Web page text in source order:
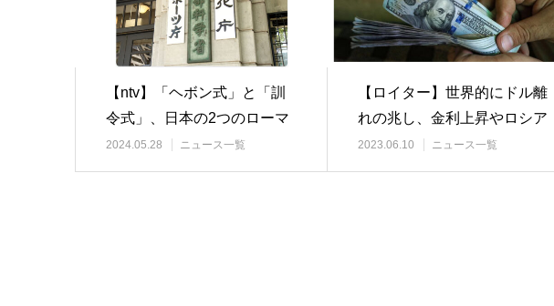
【ntv】「ヘボン式」と「訓
令式」、日本の2つのローマ
字表記～「し」…
2024.05.28 ニュース一覧
【ロイター】世界的にドル離
れの兆し、金利上昇やロシア
制裁で＝ＪＰモル…
2023.06.10 ニュース一覧